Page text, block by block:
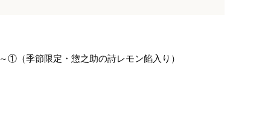
①（季節限定・惣之助の詩レモン餡入り）